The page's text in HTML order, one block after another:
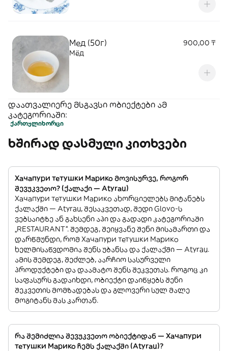
Мед (50г)
900,00 ₸
Мёд
დაათვალიერე მსგავსი ობიექტები ამ
კატეგორიაში:
ქართულიხორცი
ხშირად დასმული კითხვები
Хачапури тетушки Марико მოვისურვე, როგორ
შევუკვეთო? (ქალაქი — Atyrau)
Хачапури тетушки Марико ახორციელებს მიტანებს
ქალაქში — Atyrau, შესაკვეთად, შედი Glovo-ს
ვებსაიტზე ან გახსენი აპი და გადადი კატეგორიაში
„RESTAURANT”. შემდეგ, შეიყვანე შენი მისამართი და
დარწმუნდი, რომ Хачапури тетушки Марико
ხელმისაწვდომია შენს უბანსა და ქალაქში — Atyrau.
ამის შემდეგ, შეძლებ, აარჩიო სასურველი
პროდუქტები და დაამატო შენს შეკვეთას. როგოც კი
საფასურს გადაიხდი, ობიექტი დაიწყებს შენი
შეკვეთის მომზადებას და გლოვერი სულ მალე
მოგიტანს მას კართან.
რა შემიძლია შევუკვეთო ობიექტიდან — Хачапури
тетушки Марико ჩემს ქალაქში (Atyrau)?